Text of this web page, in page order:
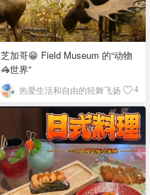
芝加哥😁 Field Museum 的“动物
🦓世界”
热爱生活和自由的轻舞飞扬 4